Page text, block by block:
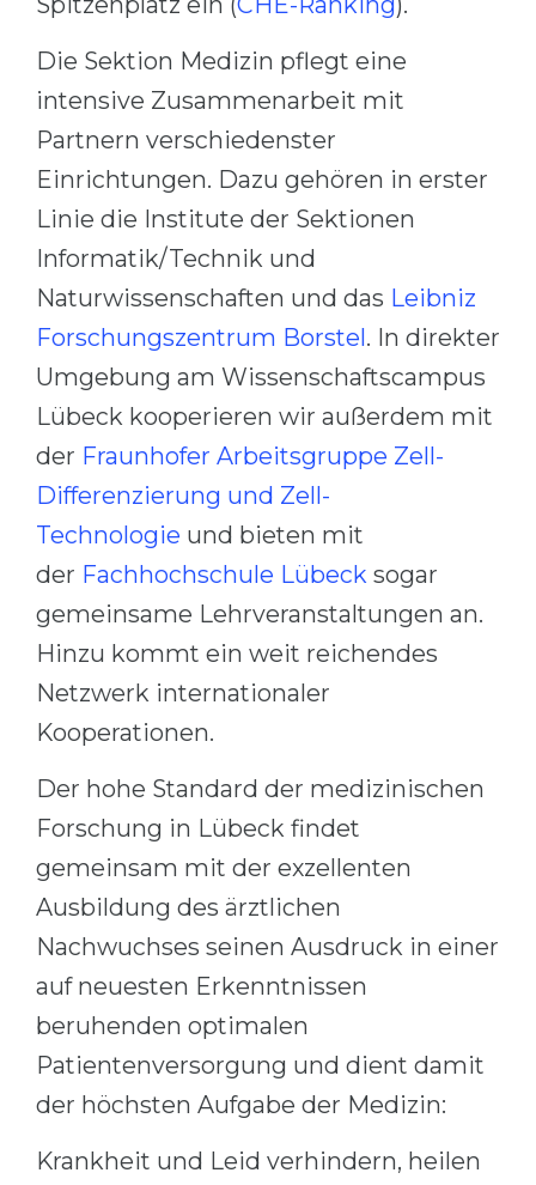
Die Sektion Medizin pflegt eine
intensive Zusammenarbeit mit
Partnern verschiedenster
Einrichtungen. Dazu gehören in erster
Linie die Institute der Sektionen
Informatik/Technik und
Naturwissenschaften und das Leibniz
Forschungszentrum Borstel. In direkter
Umgebung am Wissenschaftscampus
Lübeck kooperieren wir außerdem mit
der Fraunhofer Arbeitsgruppe Zell-
Differenzierung und Zell-
Technologie und bieten mit
der Fachhochschule Lübeck sogar
gemeinsame Lehrveranstaltungen an.
Hinzu kommt ein weit reichendes
Netzwerk internationaler
Kooperationen.
Der hohe Standard der medizinischen
Forschung in Lübeck findet
gemeinsam mit der exzellenten
Ausbildung des ärztlichen
Nachwuchses seinen Ausdruck in einer
auf neuesten Erkenntnissen
beruhenden optimalen
Patientenversorgung und dient damit
der höchsten Aufgabe der Medizin:
Krankheit und Leid verhindern, heilen